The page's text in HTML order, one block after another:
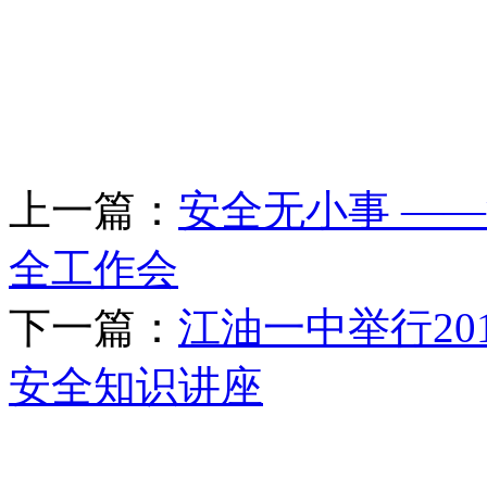
上一篇： 安全无小事 ——
全工作会
下一篇： 江油一中举行
安全知识讲座